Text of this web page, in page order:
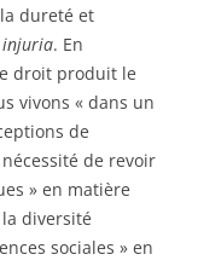
dureté et
injuria. En
droit produit le
vivons « dans un
de
de revoir
» en matière
diversité
sociales » en